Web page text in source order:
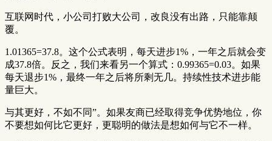
互联网时代，小公司打败大公司，改良没有出路，只能靠颠
覆。
1.01365=37.8。这个公式表明，每天进步1%，一年之后就会变
成37.8倍。反之，我们来看另一个算式：0.99365=0.03。如果
每天退步1%，最终一年之后将所剩无几。持续性技术进步能
量巨大。
与其更好，不如不同”。如果友商已经取得竞争优势地位，你
不要想如何比它更好，更聪明的做法是想如何与它不一样。